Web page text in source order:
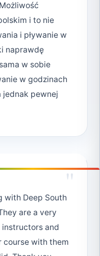
them again in
Deep South
i to nie
i pływanie w
naprawdę
w sobie
w godzinach
jednak pewnej
prowadzi
może to być
kilka godzin w
trudy wyprawy.
wspaniała z
metrów.
"
with Deep South
are a very
and
course with them